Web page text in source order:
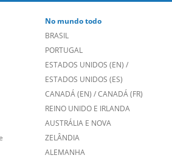
PORTUGAL
ESTADOS UNIDOS (EN)
ESTADOS UNIDOS (ES)
CANADÁ (EN)/CANADÁ (FR)
REINO UNIDO E IRLANDA
AUSTRÁLIA E NOVA
ZELÂNDIA
ALEMANHA
ESPANHA
FRANCIA